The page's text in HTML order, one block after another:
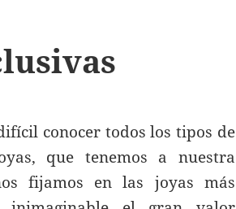
conocer todos los tipos de
que tenemos a nuestra
fijamos en las joyas más